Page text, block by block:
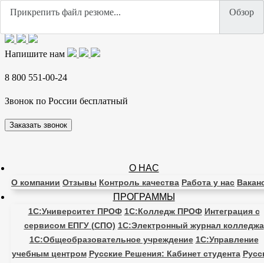
Напишите нам
8 800 551-00-24
Звонок по России бесплатный
Заказать звонок
О НАС
О компании Отзывы Контроль качества Работа у нас
ПРОГРАММЫ
1С:Университет ПРОФ 1С:Колледж ПРОФ Интеграция с
сервисом ЕПГУ (СПО) 1С:Электронный журнал колледжа
1С:Общеобразовательное учреждение 1C:Управление
учебным центром Русские Решения: Кабинет студента